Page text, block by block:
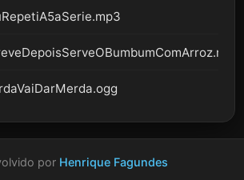
por Henrique Fagundes